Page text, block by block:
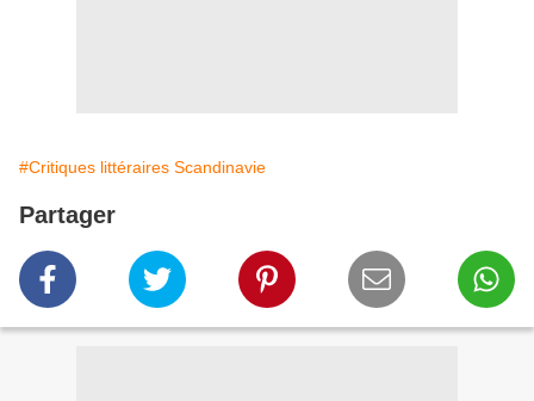
#Critiques littéraires Scandinavie
Partager